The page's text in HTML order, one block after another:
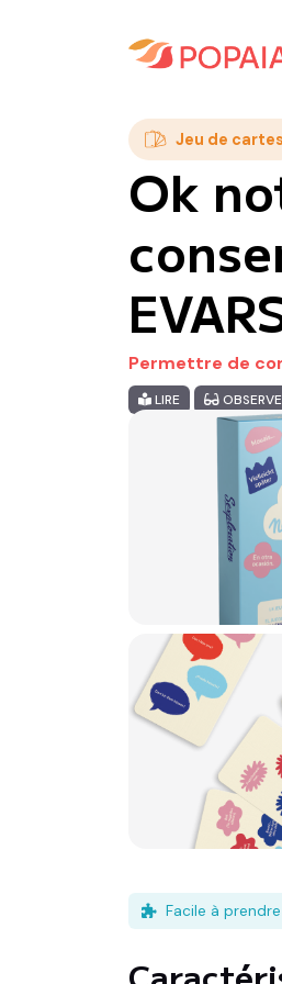
Jeu de cartes
Ok
Permettre de
LIRE
Facile à